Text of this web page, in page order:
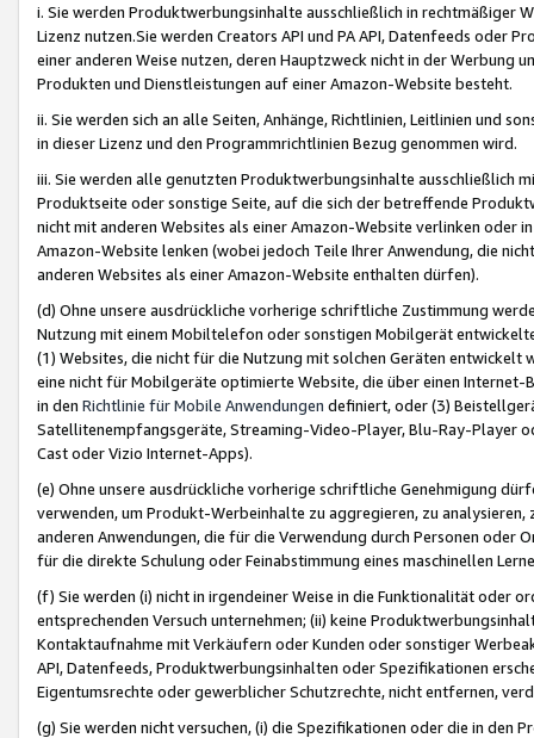
i. Sie werden Produktwerbungsinhalte ausschließlich in rechtmäßiger
Lizenz nutzen.Sie werden Creators API und PA API, Datenfeeds oder
einer anderen Weise nutzen, deren Hauptzweck nicht in der Werbung
Produkten und Dienstleistungen auf einer Amazon-Website besteht.
ii. Sie werden sich an alle Seiten, Anhänge, Richtlinien, Leitlinien und
in dieser Lizenz und den Programmrichtlinien Bezug genommen wird.
iii. Sie werden alle genutzten Produktwerbungsinhalte ausschließlich
Produktseite oder sonstige Seite, auf die sich der betreffende
nicht mit anderen Websites als einer Amazon-Website verlinken oder
Amazon-Website lenken (wobei jedoch Teile Ihrer Anwendung, die
anderen Websites als einer Amazon-Website enthalten dürfen).
(d) Ohne unsere ausdrückliche vorherige schriftliche Zustimmung
Nutzung mit einem Mobiltelefon oder sonstigen Mobilgerät
(1) Websites, die nicht für die Nutzung mit solchen Geräten
eine nicht für Mobilgeräte optimierte Website, die über einen
in den Richtlinie für Mobile Anwendungen definiert, oder (3)
Satellitenempfangsgeräte, Streaming-Video-Player, Blu-Ray-Player
Cast oder Vizio Internet-Apps).
(e) Ohne unsere ausdrückliche vorherige schriftliche Genehmigung
verwenden, um Produkt-Werbeinhalte zu aggregieren, zu
anderen Anwendungen, die für die Verwendung durch Personen
für die direkte Schulung oder Feinabstimmung eines maschinellen
(f) Sie werden (i) nicht in irgendeiner Weise in die Funktionalität oder
entsprechenden Versuch unternehmen; (ii) keine
Kontaktaufnahme mit Verkäufern oder Kunden oder sonstiger
API, Datenfeeds, Produktwerbungsinhalten oder Spezifikationen
Eigentumsrechte oder gewerblicher Schutzrechte, nicht entfernen,
(g) Sie werden nicht versuchen, (i) die Spezifikationen oder die in